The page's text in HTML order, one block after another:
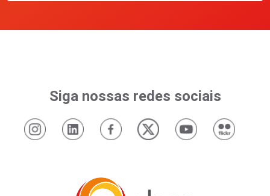
Siga nossas redes sociais